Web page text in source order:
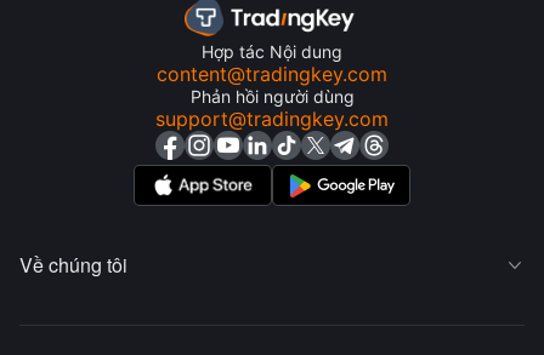
Hợp tác Nội dung
content@tradingkey.com
Phản hồi người dùng
support@tradingkey.com
Về chúng tôi 